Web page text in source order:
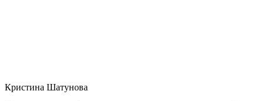
Кристина Шатунова